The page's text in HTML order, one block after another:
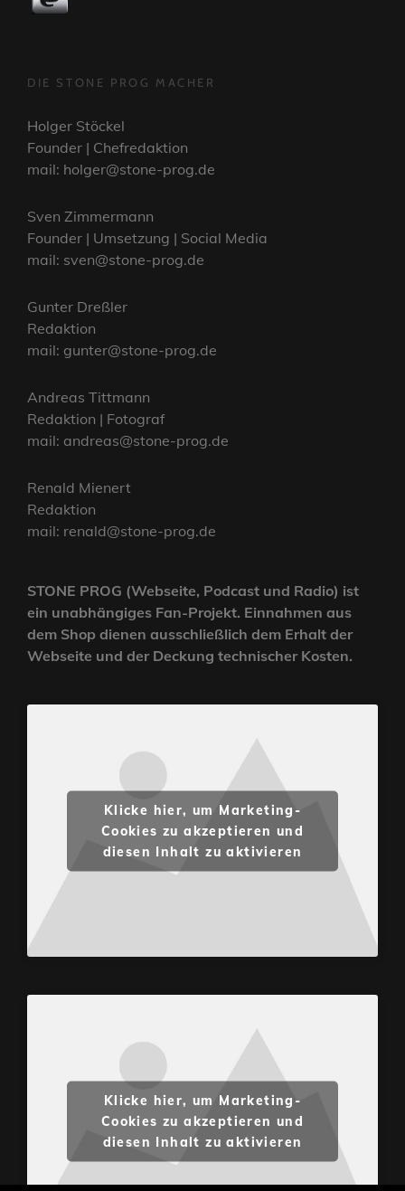
DIE STONE PROG MACHER
Holger Stöckel
Founder | Chefredaktion
mail: holger@stone-prog.de
Sven Zimmermann
Founder | Umsetzung | Social Media
mail: sven@stone-prog.de
Gunter Dreßler
Redaktion
mail: gunter@stone-prog.de
Andreas Tittmann
Redaktion | Fotograf
mail: andreas@stone-prog.de
Renald Mienert
Redaktion
mail: renald@stone-prog.de
STONE PROG (Webseite, Podcast und Radio) ist
ein unabhängiges Fan-Projekt. Einnahmen aus
dem Shop dienen ausschließlich dem Erhalt der
Webseite und der Deckung technischer Kosten.
Klicke hier, um Marketing-
Cookies zu akzeptieren und
diesen Inhalt zu aktivieren
Klicke hier, um Marketing-
Cookies zu akzeptieren und
diesen Inhalt zu aktivieren